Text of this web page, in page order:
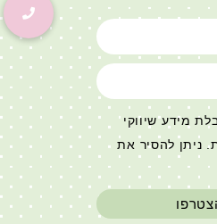
מידע שיווקי
ניתן להסיר את